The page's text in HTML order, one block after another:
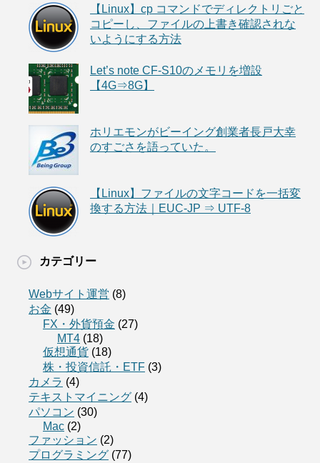
【Linux】cp コマンドでディレクトリごと
コピーし、ファイルの上書き確認されな
いようにする方法
Let’s note CF-S10のメモリを増設
【4G⇒8G】
ホリエモンがビーイング創業者長戸大幸
のすごさを語っていた。
【Linux】ファイルの文字コードを一括変
換する方法｜EUC-JP ⇒ UTF-8
カテゴリー
Webサイト運営 (8)
お金 (49)
FX・外貨預金 (27)
MT4 (18)
仮想通貨 (18)
株・投資信託・ETF (3)
カメラ (4)
テキストマイニング (4)
パソコン (30)
Mac (2)
ファッション (2)
プログラミング (77)